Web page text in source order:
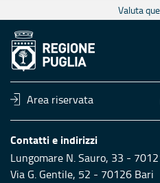
Valuta
Area riservata
Contatti e indirizzi
Lungomare N. Sauro, 33 -
Via G. Gentile, 52 - 70126 Bari